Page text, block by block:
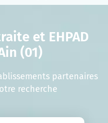
et EHPAD
(01)
partenaires
recherche